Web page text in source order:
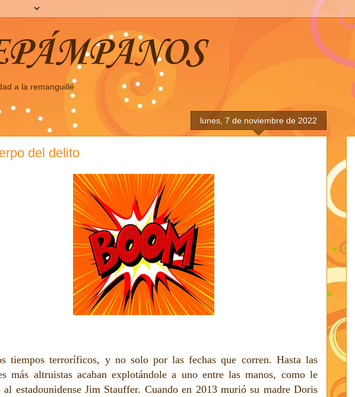
a la remanguillé
lunes, 7 de noviembre de 2022
del delito
tiempos terroríficos, y no solo por las fechas que corren. Hasta las
más altruistas acaban explotándole a uno entre las manos, como le
al estadounidense Jim Stauffer. Cuando en 2013 murió su madre Doris